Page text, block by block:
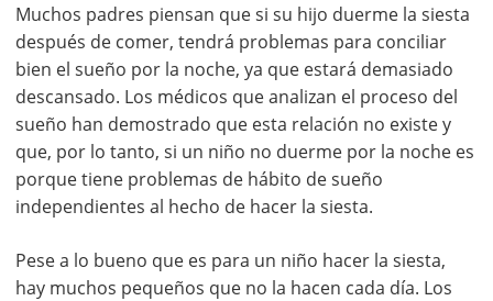
Muchos padres piensan que si su hijo duerme la siesta
después de comer, tendrá problemas para conciliar
bien el sueño por la noche, ya que estará demasiado
descansado. Los médicos que analizan el proceso del
sueño han demostrado que esta relación no existe y
que, por lo tanto, si un niño no duerme por la noche es
porque tiene problemas de hábito de sueño
independientes al hecho de hacer la siesta.
Pese a lo bueno que es para un niño hacer la siesta,
hay muchos pequeños que no la hacen cada día. Los